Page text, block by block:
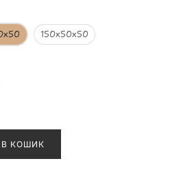
150х50х50
КОШИК